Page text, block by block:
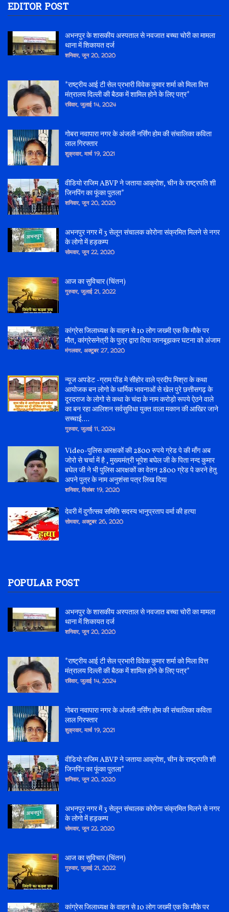
EDITOR POST
अभनपुर के शासकीय अस्पताल से नवजात बच्चा चोरी का मामला
थाना में शिकायत दर्ज
शनिवार, जून 20, 2020
*राष्ट्रीय आई टी सेल प्रभारी विवेक कुमार शर्मा को मिला वित्त
मंत्रालय दिल्ली की बैठक में शामिल होने के लिए पत्र*
रविवार, जुलाई 14, 2024
गोबरा नवापारा नगर के अंजली नर्सिंग होम की संचालिका कविता
लाल गिरफ्तार
शुक्रवार, मार्च 19, 2021
वीडियो राजिम ABVP ने जताया आक्रोश, चीन के राष्ट्रपति शी
जिनपिंग का फूंका पुतला*
शनिवार, जून 20, 2020
अभनपुर नगर में 3 सेलून संचालक कोरोना संक्रमित मिलने से नगर
के लोगो में हड़कम्प
सोमवार, जून 22, 2020
आज का सुविचार (चिंतन)
गुरुवार, जुलाई 21, 2022
कांग्रेस जिलाध्यक्ष के वाहन से 10 लोग जख्मी एक कि मौके पर
मौत, कांग्रेसनेत्री के पुत्र द्वारा दिया जानबूझकर घटना को अंजाम
मंगलवार, अक्टूबर 27, 2020
न्यूज अपडेट -ग्राम पोंड मे सीहोर वाले प्रदीप मिश्रा के कथा
आयोजक बन लोगो के धार्मिक भावनाओं से खेल पुरे छत्तीसगढ़ के
दूरदराज के लोगो से कथा के चंदा के नाम करोड़ो रूपये ऐठने वाले
का बन रहा आलिशन सर्वसुविधा युक्त वाला मकान की आखिर जाने
सच्चाई....
गुरुवार, जुलाई 11, 2024
Video-पुलिस आरक्षकों की 2800 रुपये ग्रेड पे की माँग अब
जोरो से चर्चा में है , मुख्यमंत्री भूपेश बघेल जी के पिता नन्द कुमार
बघेल जी ने भी पुलिस आरक्षकों का वेतन 2800 ग्रेड पे करने हेतु
अपने पुत्र के नाम अनुशंसा पत्र लिख दिया
शनिवार, दिसंबर 19, 2020
देवरी में दुर्गोत्सव समिति सदस्य भानुप्रताप वर्मा की हत्या
सोमवार, अक्टूबर 26, 2020
POPULAR POST
अभनपुर के शासकीय अस्पताल से नवजात बच्चा चोरी का मामला
थाना में शिकायत दर्ज
शनिवार, जून 20, 2020
*राष्ट्रीय आई टी सेल प्रभारी विवेक कुमार शर्मा को मिला वित्त
मंत्रालय दिल्ली की बैठक में शामिल होने के लिए पत्र*
रविवार, जुलाई 14, 2024
गोबरा नवापारा नगर के अंजली नर्सिंग होम की संचालिका कविता
लाल गिरफ्तार
शुक्रवार, मार्च 19, 2021
वीडियो राजिम ABVP ने जताया आक्रोश, चीन के राष्ट्रपति शी
जिनपिंग का फूंका पुतला*
शनिवार, जून 20, 2020
अभनपुर नगर में 3 सेलून संचालक कोरोना संक्रमित मिलने से नगर
के लोगो में हड़कम्प
सोमवार, जून 22, 2020
आज का सुविचार (चिंतन)
गुरुवार, जुलाई 21, 2022
कांग्रेस जिलाध्यक्ष के वाहन से 10 लोग जख्मी एक कि मौके पर